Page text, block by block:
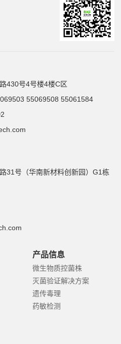
430号4号楼4楼C区
55069508 55061584
31号（华南新材料创新园）G1栋
产品信息
微生物质控菌株
灭菌验证解决方案
遗传毒理
药敏检测